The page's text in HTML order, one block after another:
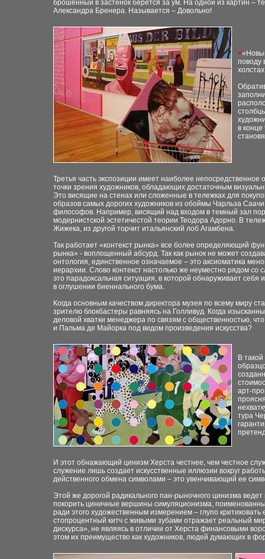
брошенный в застенок берется за ум. На одной из картин –
Александра Бренера. Называется – Довольно!
<
поводу
в конце
Третья часть экспозиции имеет наиболее
точки зрения художников, обладающих достаточным
Это висящие на стенах или сложенные в тележках для
образов самых дорогих художников из обоймы Чарльза
философов. Например, висящий над входом в темный зал
модернистской эстетичестой теории Теодора Адорно. В
Жижека, из другой торчит итальянский лоб Агамбена.
Так работает «контекст рынка» все более определяющий
рынка» - воплощенный абсурд. Так как рынок не может
онтология, единственное означаемое – это аксиоматика
иерархии. Слово контекст настолько же неуместно рядом со
это парадоксальная ситуация, в которой обнаруживает
в оглушении биеннального бума.
Когда основным качеством директора музея по всему миру
зрителю блокбастеры равняясь на Голливуд. Когда
деловой хватки менеджера по связям с общественностью,
и Пальма де Майорка под видом произведения искусства?
В
арт-
тура
И этот обнажающий цинизм Херста честнее, чем честное
служение лишь создает искусственные иллюзии вокруг
действенного обмена символами – это увенчивающий ее
Этой же дорогой радикального пан-рыночного цинизма
покорить циничные вершины симуляционизма,
ради этого художественным измерением – глупо
стопроцентный китч с живыми зубами отражает реальный
дискурса», не являясь в отличии от Херста финансовыми
этом их преимущество как художников, людей думающих в